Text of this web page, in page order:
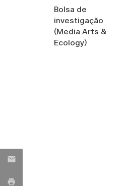
Bolsa de
investigação
(Media Arts &
Ecology)